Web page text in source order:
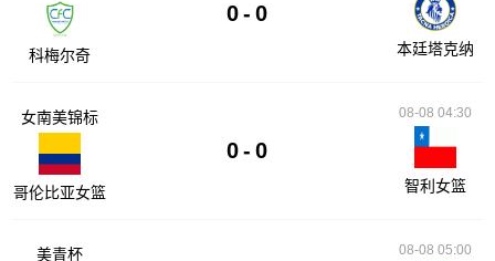
科梅尔奇
0 - 0
本廷塔克纳
女南美锦标
哥伦比亚女篮
0 - 0
08-08 04:30
智利女篮
美青杯 08-08 05:00